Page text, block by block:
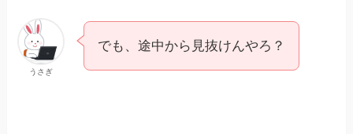
うさぎ
でも、途中から見抜けんやろ？